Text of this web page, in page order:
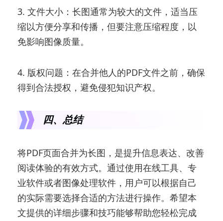
3. 文件大小：长图通常为较大的文件，适当压
缩以方便分享和传播，但要注意压缩程度，以
免影响图像质量。
4. 版权问题：在合并他人的PDF文件之前，确保
得到合法授权，避免侵犯知识产权。
四、总结
将PDF页面合并为长图，是提升信息表达、改善
阅读体验的有效方式。通过使用在线工具、专
业软件或者图像处理软件，用户可以根据自己
的实际需要选择合适的方法进行操作。希望本
文提供的详细步骤和技巧能够帮助您轻松完成